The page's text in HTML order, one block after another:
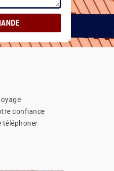
confiance
téléphoner